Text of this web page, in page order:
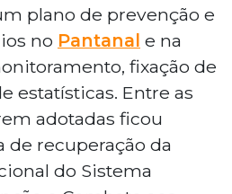
plano de prevenção e
no Pantanal e na
fixação de
estatísticas. Entre as
adotadas ficou
recuperação da
do Sistema